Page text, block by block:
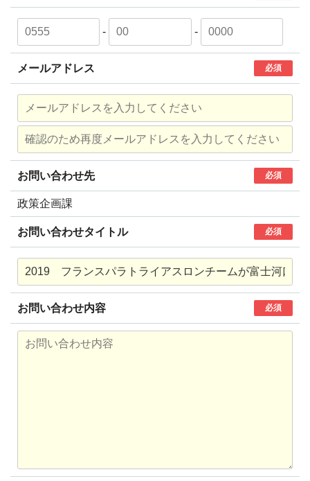
- -
メールアドレス 必須
お問い合わせ先 必須
政策企画課
お問い合わせタイトル 必須
お問い合わせ内容 必須